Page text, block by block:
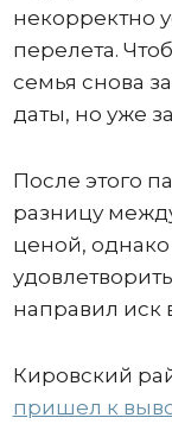
некорректно
перелета.
семья снова
даты, но уже
После этого
разницу
ценой, однако
направил иск
Кировский
пришел к